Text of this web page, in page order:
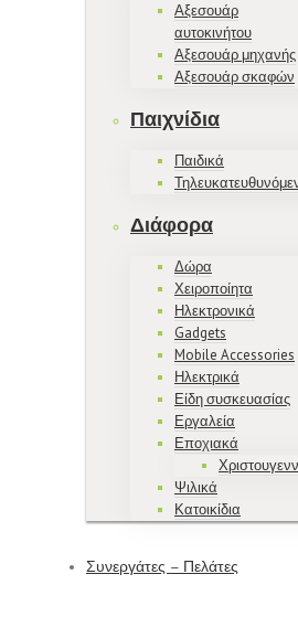
Αξεσουάρ
αυτοκινήτου
Αξεσουάρ μηχανής
Αξεσουάρ σκαφών
Παιχνίδια
Παιδικά
Διάφορα
Δώρα
Χειροποίητα
Ηλεκτρονικά
Gadgets
Mobile Accessories
Ηλεκτρικά
Είδη συσκευασίας
Εργαλεία
Εποχιακά
Ψιλικά
Κατοικίδια
Συνεργάτες – Πελάτες